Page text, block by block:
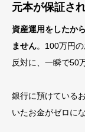
元本が保証さ
資産運用をしたか
ません。100万円
反対に、一瞬で50
銀行に預けている
いたお金がゼロに